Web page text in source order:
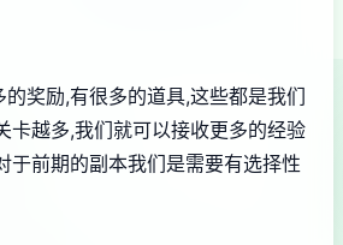
奖励,有很多的道具,这些都是我们
卡越多,我们就可以接收更多的经验
于前期的副本我们是需要有选择性